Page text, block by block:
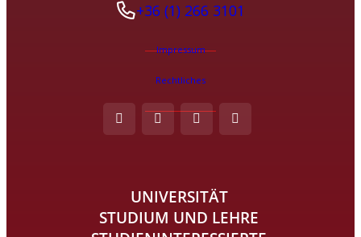
+36 (1) 266 3101
Impressum
Rechtliches
UNIVERSITÄT
STUDIUM UND LEHRE